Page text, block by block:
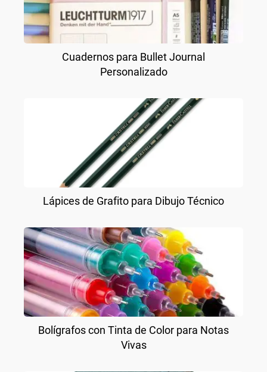
Cuadernos para Bullet Journal
Personalizado
Lápices de Grafito para Dibujo Técnico
Bolígrafos con Tinta de Color para Notas
Vivas